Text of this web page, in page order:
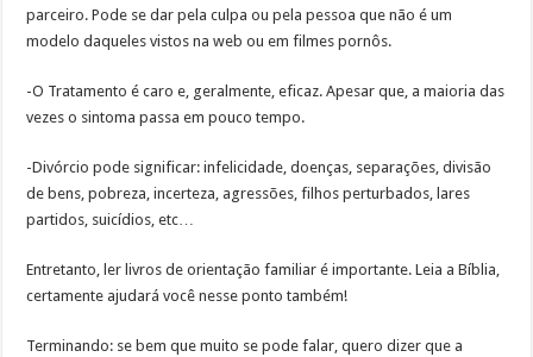
parceiro. Pode se dar pela culpa ou pela pessoa que não é um
modelo daqueles vistos na web ou em filmes pornôs.
-O Tratamento é caro e, geralmente, eficaz. Apesar que, a maioria das
vezes o sintoma passa em pouco tempo.
-Divórcio pode significar: infelicidade, doenças, separações, divisão
de bens, pobreza, incerteza, agressões, filhos perturbados, lares
partidos, suicídios, etc…
Entretanto, ler livros de orientação familiar é importante. Leia a Bíblia,
certamente ajudará você nesse ponto também!
Terminando: se bem que muito se pode falar, quero dizer que a